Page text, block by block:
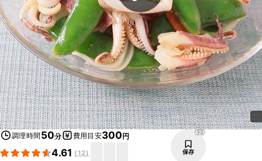
調理時間 50分 費用目安300円
4.61 (12)
428
保存